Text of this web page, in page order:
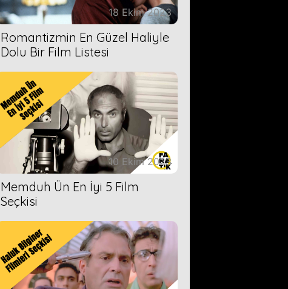
18 Ekim 2023
Romantizmin En Güzel Haliyle
Dolu Bir Film Listesi
10 Ekim 2023
Memduh Ün En İyi 5 Film
Seçkisi